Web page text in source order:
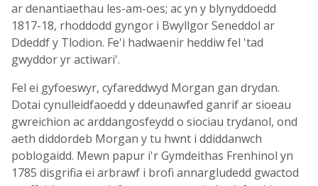
ar denantiaethau les-am-oes; ac yn y blynyddoedd
1817-18, rhoddodd gyngor i Bwyllgor Seneddol ar
Ddeddf y Tlodion. Fe'i hadwaenir heddiw fel 'tad
gwyddor yr actiwari'.
Fel ei gyfoeswyr, cyfareddwyd Morgan gan drydan.
Dotai cynulleidfaoedd y ddeunawfed ganrif ar sioeau
gwreichion ac arddangosfeydd o siociau trydanol, ond
aeth diddordeb Morgan y tu hwnt i ddiddanwch
poblogaidd. Mewn papur i'r Gymdeithas Frenhinol yn
1785 disgrifia ei arbrawf i brofi annargludedd gwactod